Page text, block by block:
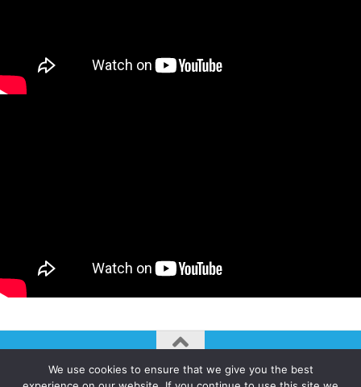
AUTOGIRO/el giro del arte actual © JAVIER MARTINEZ 2026. All
We use cookies to ensure that we give you the best